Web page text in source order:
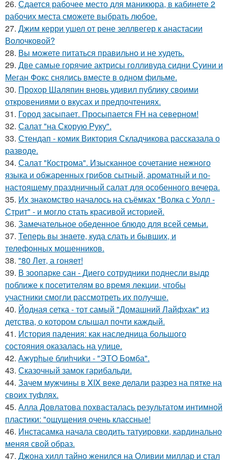
26. Сдается рабочее место для маникюра, в кабинете 2
рабочих места сможете выбрать любое.
27. Джим керри ушел от рене зеллвегер к анастасии
Волочковой?
28. Вы можете питаться правильно и не худеть.
29. Две самые горячие актрисы голливуда сидни Суини и
Меган Фокс снялись вместе в одном фильме.
30. Прохор Шаляпин вновь удивил публику своими
откровениями о вкусах и предпочтениях.
31. Город засыпает. Просыпается FH на северном!
32. Салат "на Скорую Руку".
33. Стендап - комик Виктория Складчикова рассказала о
разводе.
34. Салат "Кострома". Изысканное сочетание нежного
языка и обжаренных грибов сытный, ароматный и по-
настоящему праздничный салат для особенного вечера.
35. Их знакомство началось на съёмках "Волка с Уолл -
Стрит" - и могло стать красивой историей.
36. Замечательное обеденное блюдо для всей семьи.
37. Теперь вы знaетe, куда слать и бывших, и
телeфонныx мошенников.
38. "80 Лет, а гоняет!
39. В зоопарке сан - Диего сотрудники поднесли выдр
поближе к посетителям во время лекции, чтобы
участники смогли рассмотреть их получше.
40. Йодная сетка - тот самый "Домашний Лайфхак" из
детства, о котором слышал почти каждый.
41. История падения: как наследница большого
состояния оказалась на улице.
42. Ажурhые блиhчиkи - "ЭТO Бомба".
43. Сказочный замок гарибальди.
44. Зачем мужчины в XIX веке делали разрез на пятке на
своих туфлях.
45. Алла Довлатова похвасталась результатом интимной
пластики: "ощущения очень классные!
46. Инстасамка начала сводить татуировки, кардинально
меняя свой образ.
47. Джона хилл тайно женился на Оливии миллар и стал